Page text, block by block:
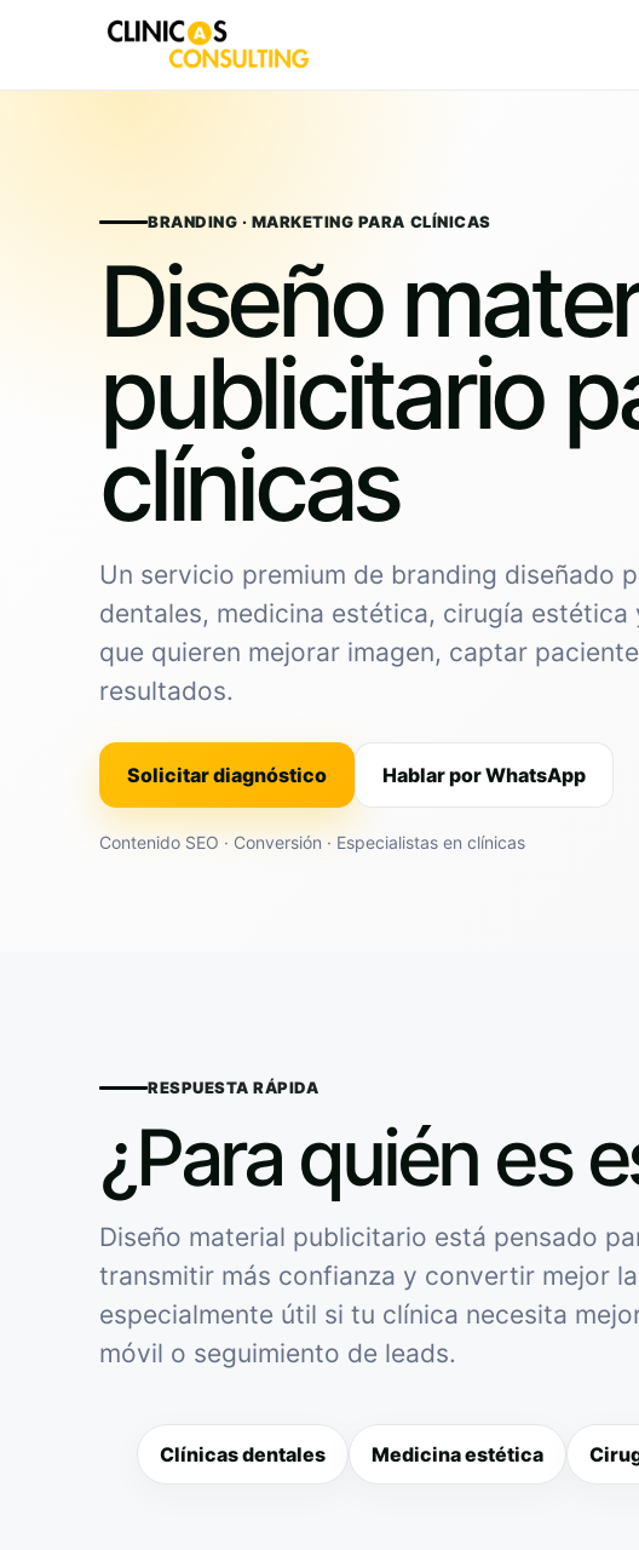
BRANDING · MARKETING PARA CLÍNICAS
Diseño
publicitario
clínicas
Un servicio premium de branding diseñado
dentales, medicina estética, cirugía estética
que quieren mejorar imagen, captar
resultados.
Solicitar diagnóstico Hablar por WhatsApp
Contenido SEO · Conversión · Especialistas en clínicas
RESPUESTA RÁPIDA
¿Para quién es
Diseño material publicitario está pensado
transmitir más confianza y convertir mejor
especialmente útil si tu clínica necesita
móvil o seguimiento de leads.
Clínicas dentales Medicina estética